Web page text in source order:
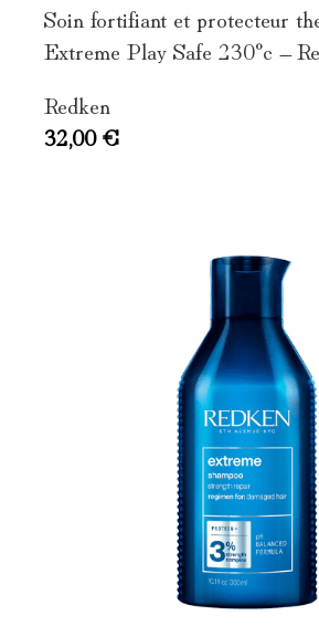
Soin fortifiant et protecteur
Extreme Play Safe 230°c –
Redken
32,00€